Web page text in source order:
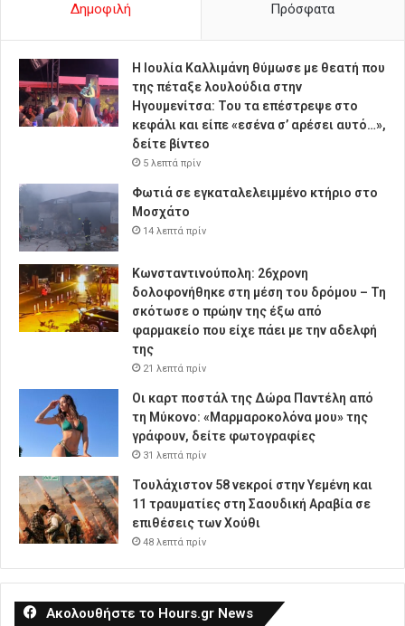
Δημοφιλή Πρόσφατα
Η Ιουλία Καλλιμάνη θύμωσε με θεατή που
της πέταξε λουλούδια στην
Ηγουμενίτσα: Του τα επέστρεψε στο
κεφάλι και είπε «εσένα σ’ αρέσει αυτό…»,
δείτε βίντεο
5 λεπτά πρίν
Φωτιά σε εγκαταλελειμμένο κτήριο στο
Μοσχάτο
14 λεπτά πρίν
Κωνσταντινούπολη: 26χρονη
δολοφονήθηκε στη μέση του δρόμου – Τη
σκότωσε ο πρώην της έξω από
φαρμακείο που είχε πάει με την αδελφή
της
21 λεπτά πρίν
Οι καρτ ποστάλ της Δώρα Παντέλη από
τη Μύκονο: «Μαρμαροκολόνα μου» της
γράφουν, δείτε φωτογραφίες
31 λεπτά πρίν
Τουλάχιστον 58 νεκροί στην Υεμένη και
11 τραυματίες στη Σαουδική Αραβία σε
επιθέσεις των Χούθι
48 λεπτά πρίν
Ακολουθήστε το Hours.gr News